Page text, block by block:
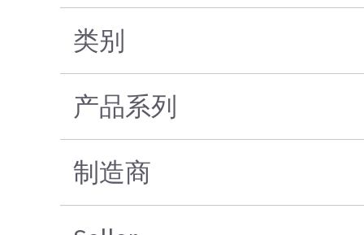
类别
产品系列
制造商